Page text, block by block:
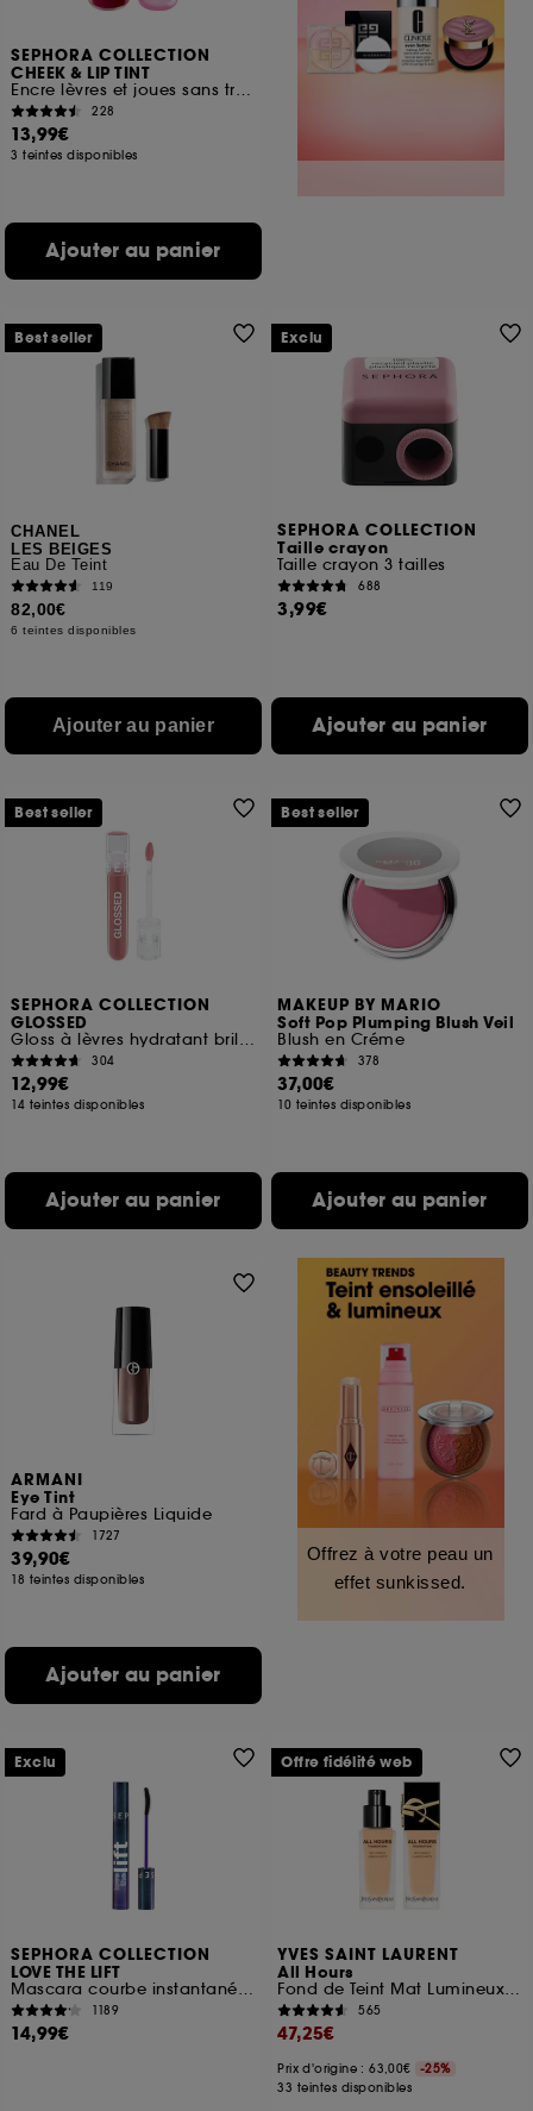
SEPHORA COLLECTION
CHEEK & LIP TINT
Encre lèvres et joues sans transfert
228
13,99€
3 teintes disponibles
Ajouter au panier
CHANEL
LES BEIGES
Eau De Teint
119
82,00€
6 teintes disponibles
Ajouter au panier
Best seller
SEPHORA COLLECTION
Taille crayon
Taille crayon 3 tailles
688
3,99€
Ajouter au panier
Exclu
SEPHORA COLLECTION
GLOSSED
Gloss à lèvres hydratant brillance effet miroir
304
12,99€
14 teintes disponibles
Ajouter au panier
Best seller
MAKEUP BY MARIO
Soft Pop Plumping Blush Veil
Blush en Créme
378
37,00€
10 teintes disponibles
Ajouter au panier
Best seller
ARMANI
Eye Tint
Fard à Paupières Liquide
1727
39,90€
18 teintes disponibles
Ajouter au panier
Offrez à votre peau un
effet sunkissed.
SEPHORA COLLECTION
LOVE THE LIFT
Mascara courbe instantanée et volume lifté
1189
14,99€
Exclu
YVES SAINT LAURENT
All Hours
Fond de Teint Mat Lumineux 24h* Haute Couvrance
565
47,25€
Prix d'origine : 63,00€
-25%
33 teintes disponibles
Offre fidélité web